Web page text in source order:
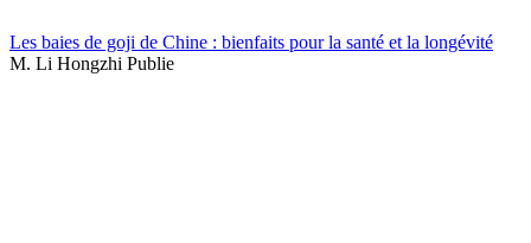
Les baies de goji de Chine : bienfaits pour la santé et la longévité
M. Li Hongzhi Publie